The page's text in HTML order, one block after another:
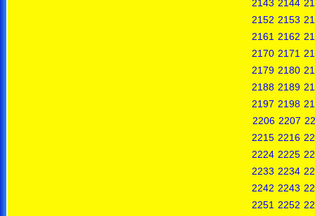
2143 2144
2152 2153
2161 2162
2170 2171
2179 2180
2188 2189
2197 2198
2206 2207
2215 2216
2224 2225
2233 2234
2242 2243
2251 2252